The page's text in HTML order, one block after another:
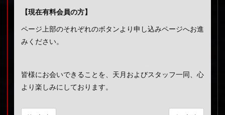
【現在有料会員の方】
ページ上部のそれぞれのボタンより申し込みページへお進
みください。
皆様にお会いできることを、天月およびスタッフ一同、心
より楽しみにしております。